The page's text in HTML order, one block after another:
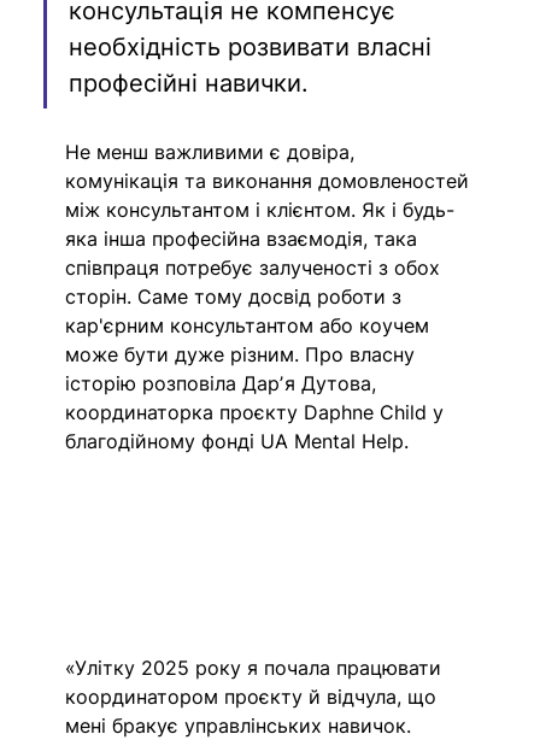
консультація не компенсує
необхідність розвивати власні
професійні навички.
Не менш важливими є довіра,
комунікація та виконання домовленостей
між консультантом і клієнтом. Як і будь-
яка інша професійна взаємодія, така
співпраця потребує залученості з обох
сторін. Саме тому досвід роботи з
кар'єрним консультантом або коучем
може бути дуже різним. Про власну
історію розповіла Дарʼя Дутова,
координаторка проєкту Daphne Child у
благодійному фонді UA Mental Help.
«Улітку 2025 року я почала працювати
координатором проєкту й відчула, що
мені бракує управлінських навичок.